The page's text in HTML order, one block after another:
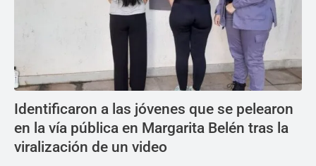
Identificaron a las jóvenes que se pelearon
en la vía pública en Margarita Belén tras la
viralización de un video